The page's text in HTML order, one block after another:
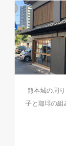
熊本城の周
子と珈琲の組